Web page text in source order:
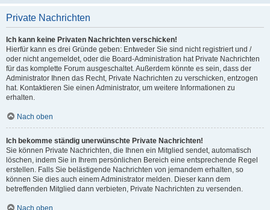
Private Nachrichten
Ich kann keine Privaten Nachrichten verschicken!
Hierfür kann es drei Gründe geben: Entweder Sie sind nicht registriert und /
oder nicht angemeldet, oder die Board-Administration hat Private Nachrichten
für das komplette Forum ausgeschaltet. Außerdem könnte es sein, dass der
Administrator Ihnen das Recht, Private Nachrichten zu verschicken, entzogen
hat. Kontaktieren Sie einen Administrator, um weitere Informationen zu
erhalten.
Nach oben
Ich bekomme ständig unerwünschte Private Nachrichten!
Sie können Private Nachrichten, die Ihnen ein Mitglied sendet, automatisch
löschen, indem Sie in Ihrem persönlichen Bereich eine entsprechende Regel
erstellen. Falls Sie belästigende Nachrichten von jemandem erhalten, so
können Sie dies auch einem Administrator melden. Dieser kann dem
betreffenden Mitglied dann verbieten, Private Nachrichten zu versenden.
Nach oben